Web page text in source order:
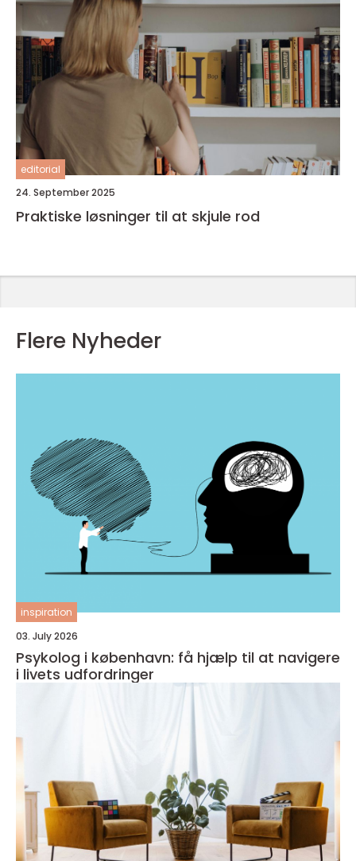
editorial
24. September 2025
Praktiske løsninger til at skjule rod
Flere Nyheder
inspiration
03. July 2026
Psykolog i københavn: få hjælp til at navigere
i livets udfordringer